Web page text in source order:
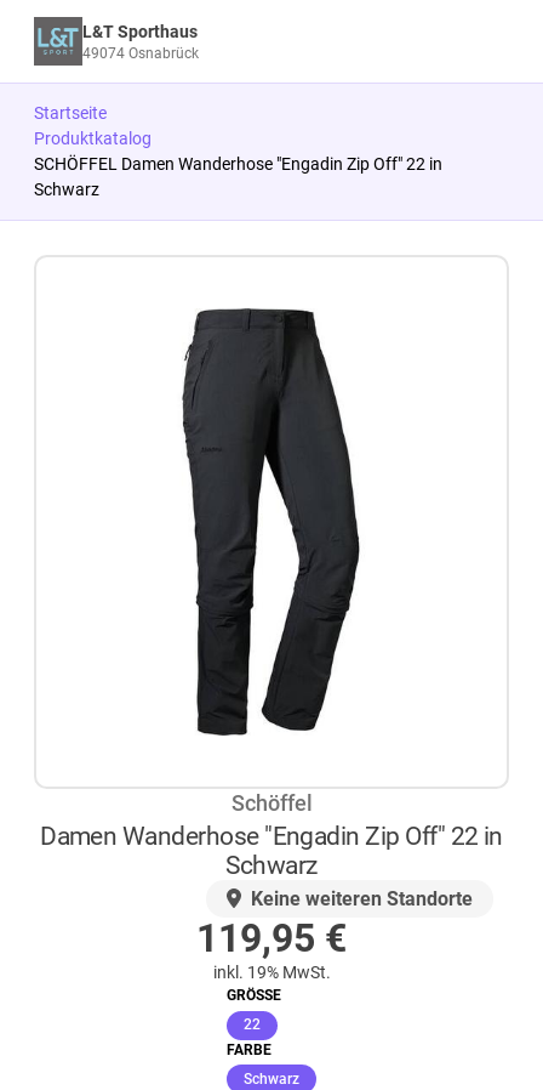
L&T Sporthaus
49074 Osnabrück
Startseite
Produktkatalog
SCHÖFFEL Damen Wanderhose "Engadin Zip Off" 22 in
Schwarz
Schöffel
Damen Wanderhose "Engadin Zip Off" 22 in
Schwarz
Keine weiteren Standorte
119,95 €
inkl. 19% MwSt.
GRÖSSE
22 (ausgewählt)
FARBE
Schwarz(ausgewählt)